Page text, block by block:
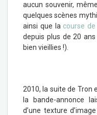
aucun souvenir,
quelques scènes
ainsi que la course
depuis plus de 20
bien vieillies !).
2010, la suite de
la bande-annonce
d’une texture